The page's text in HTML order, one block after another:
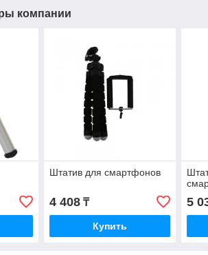
компании
Штатив для смартфонов
4 408₸
Купить
5